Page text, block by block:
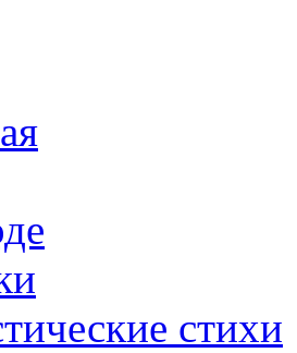
стихи